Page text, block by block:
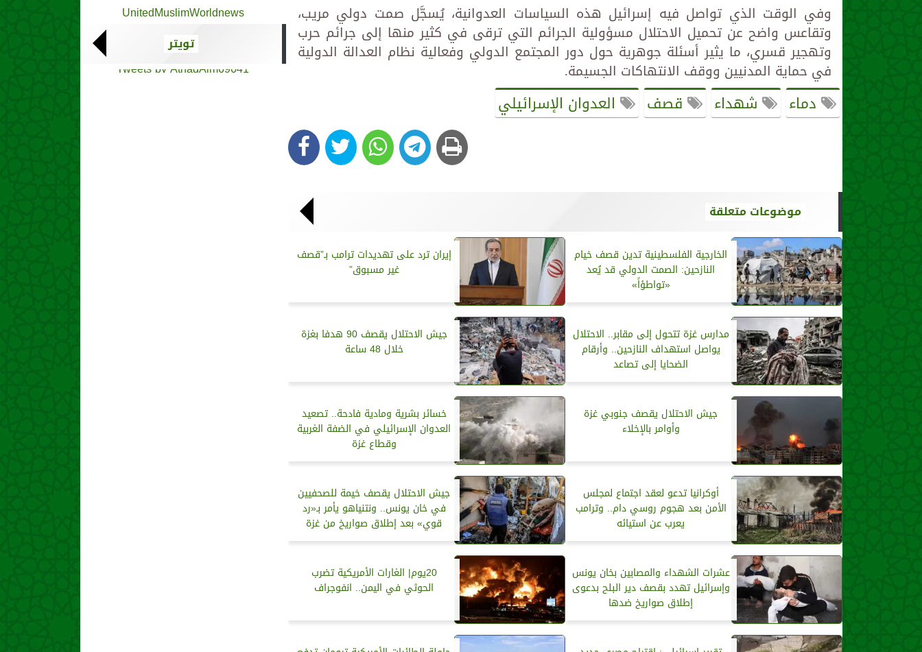
وفي الوقت الذي تواصل فيه إسرائيل هذه السياسات العدوانية، يُسجَّل صمت دولي مريب،
وتقاعس واضح عن تحميل الاحتلال مسؤولية الجرائم التي ترقى في كثير منها إلى جرائم حرب
وتهجير قسري، ما يثير أسئلة جوهرية حول دور المجتمع الدولي وفعالية نظام العدالة الدولية
في حماية المدنيين ووقف الانتهاكات الجسيمة.
دماء شهداء قصف العدوان الإسرائيلي
موضوعات متعلقة
الخارجية الفلسطينية تدين قصف خيام
النازحين: الصمت الدولي قد يُعد
«تواطؤاً»
إيران ترد على تهديدات ترامب بـ”قصف
غير مسبوق”
مدارس غزة تتحول إلى مقابر.. الاحتلال
يواصل استهداف النازحين.. وأرقام
الضحايا إلى تصاعد
جيش الاحتلال يقصف 90 هدفا بغزة
خلال 48 ساعة
جيش الاحتلال يقصف جنوبي غزة
وأوامر بالإخلاء
خسائر بشرية ومادية فادحة.. تصعيد
العدوان الإسرائيلي في الضفة الغربية
وقطاع غزة
أوكرانيا تدعو لعقد اجتماع لمجلس
الأمن بعد هجوم روسي دام.. وترامب
يعرب عن استيائه
جيش الاحتلال يقصف خيمة للصحفيين
في خان يونس.. ونتنياهو يأمر بـ«رد
قوي» بعد إطلاق صواريخ من غزة
عشرات الشهداء والمصابين بخان يونس
وإسرائيل تهدد بقصف دير البلح بدعوى
إطلاق صواريخ ضدها
20يوم| الغارات الأمريكية تضرب
الحوثي في اليمن.. انفوجراف
UnitedMuslimWorldnews
تويتر
Tweets by AthadAlm69641